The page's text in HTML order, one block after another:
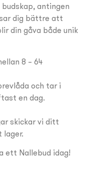
antingen
dig bättre att
din gåva både unik
8 – 64
och tar i
en dag.
skickar vi ditt
lager.
ett Nallebud idag!